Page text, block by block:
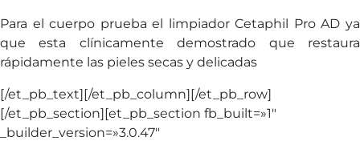
Para el cuerpo prueba el limpiador Cetaphil Pro AD ya
que esta clínicamente demostrado que restaura
rápidamente las pieles secas y delicadas
[/et_pb_text][/et_pb_column][/et_pb_row]
[/et_pb_section][et_pb_section fb_built=»1″
_builder_version=»3.0.47″